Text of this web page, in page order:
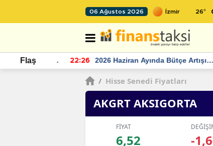
06 Ağustos 2026 26°
Flaş 22:26
2026 Haziran Ayında Bütçe Artışı
Yaşandı
/ Hisse Senedi Fiyatları
AKGRT AKSIGORTA
FİYAT
6,52 -